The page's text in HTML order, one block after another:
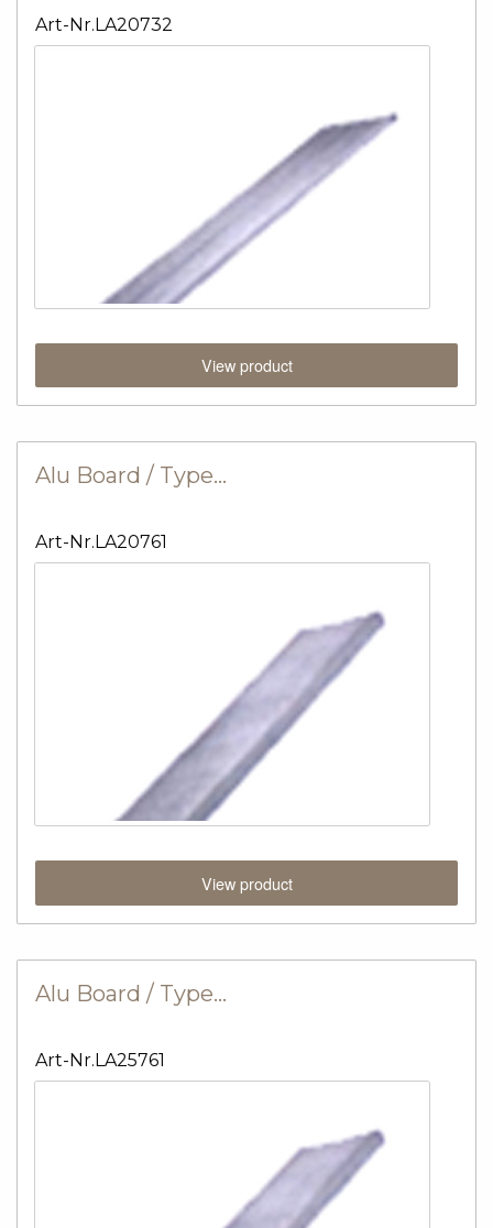
Art-Nr.LA20732
View product
Alu Board / Type…
Art-Nr.LA20761
View product
Alu Board / Type…
Art-Nr.LA25761